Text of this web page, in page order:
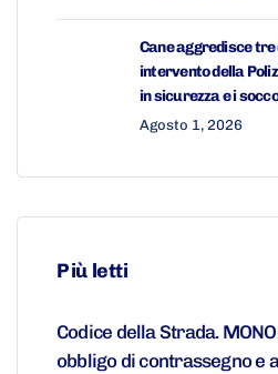
Cane aggredisce
intervento della
in sicurezza e i
Agosto 1, 2026
Più letti
Codice della Strada.
obbligo di contrassegno e